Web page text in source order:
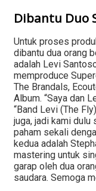
Dibantu Duo
Untuk proses
dibantu dua orang
adalah Levi
memproduce
The Brandals,
Album. “Saya dan
“Band Levi (The
juga, jadi kami dulu
paham sekali
kedua adalah
mastering untuk
garap oleh dua
saudara. Semoga